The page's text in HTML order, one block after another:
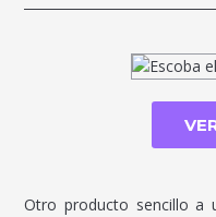
Otro producto sencillo a